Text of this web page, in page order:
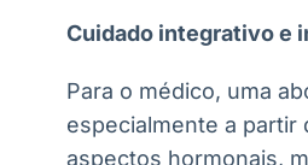
Cuidado integrativo e
Para o médico, uma
especialmente a partir
aspectos hormonais,